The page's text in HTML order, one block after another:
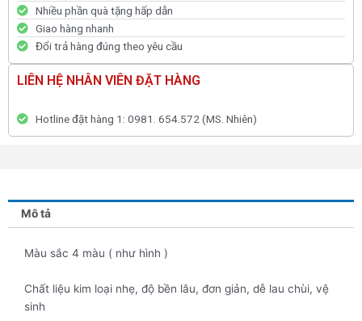
Nhiều phần quà tặng hấp dẫn
Giao hàng nhanh
Đổi trả hàng đúng theo yêu cầu
LIÊN HỆ NHÂN VIÊN ĐẶT HÀNG
Hotline đặt hàng 1: 0981. 654.572 (MS. Nhiên)
Mô tả
Màu sắc 4 màu ( như hình )
Chất liệu kim loại nhẹ, độ bền lâu, đơn giản, dễ lau chùi, vệ
sinh